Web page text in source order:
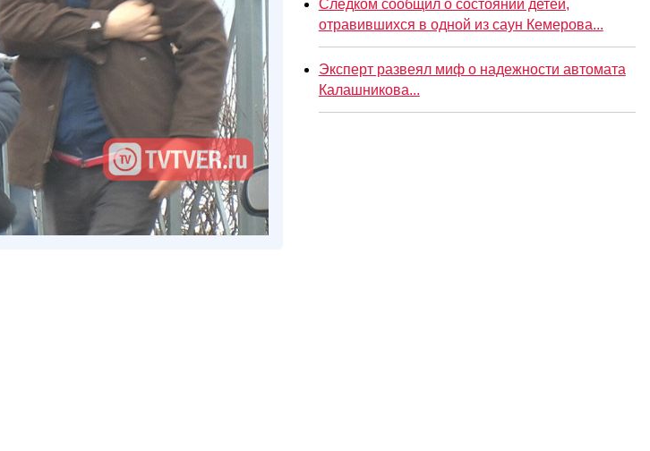
Следком сообщил о состоянии детей,
отравившихся в одной из саун Кемерова...
Эксперт развеял миф о надежности автомата
Калашникова...